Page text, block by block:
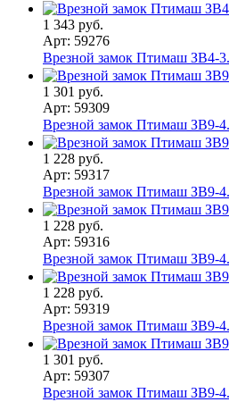
1 343 руб.
Арт: 59276
Врезной замок Птимаш ЗВ4-
1 301 руб.
Арт: 59309
Врезной замок Птимаш ЗВ9-
1 228 руб.
Арт: 59317
Врезной замок Птимаш ЗВ9-
1 228 руб.
Арт: 59316
Врезной замок Птимаш ЗВ9-
1 228 руб.
Арт: 59319
Врезной замок Птимаш ЗВ9-
1 301 руб.
Арт: 59307
Врезной замок Птимаш ЗВ9-